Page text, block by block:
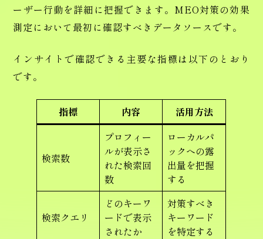
ーザー行動を詳細に把握できます。MEO対策の効果
測定において最初に確認すべきデータソースです。
インサイトで確認できる主要な指標は以下のとおり
です。
指標 内容 活用方法
検索数
プロフィー
ルが表示さ
れた検索回
数
ローカルパ
ックへの露
出量を把握
する
検索クエリ
どのキーワ
ードで表示
されたか
対策すべき
キーワード
を特定する